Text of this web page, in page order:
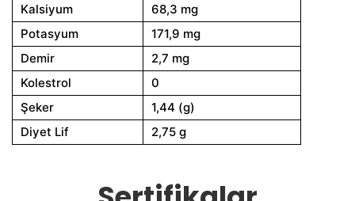
Kalsiyum
68,3 mg
Potasyum
171,9 mg
Demir
2,7 mg
Kolestrol
0
Şeker
1,44 (g)
Diyet Lif
2,75 g